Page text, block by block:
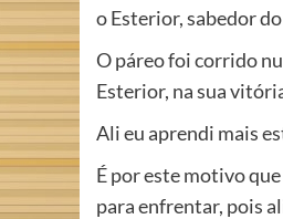
o Esterior, sabedor
O páreo foi corrido
Esterior, na sua
Ali eu aprendi mais
É por este motivo
para enfrentar, pois